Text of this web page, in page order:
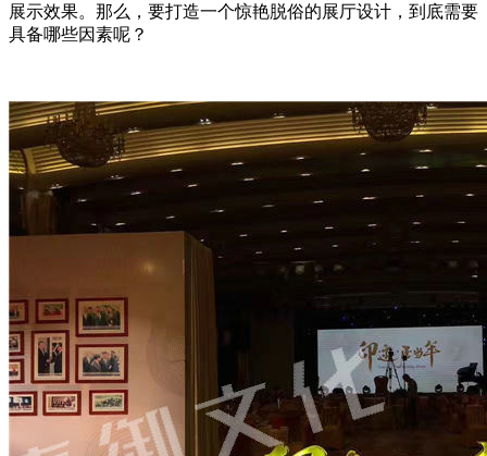
展示效果。那么，要打造一个惊艳脱俗的展厅设计，到底需要
具备哪些因素呢？